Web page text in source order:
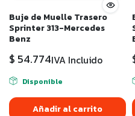
Buje de Muelle Trasero
Sprinter 313-Mercedes
Benz
$ 54.774IVA Incluido
Disponible
Añadir al carrito